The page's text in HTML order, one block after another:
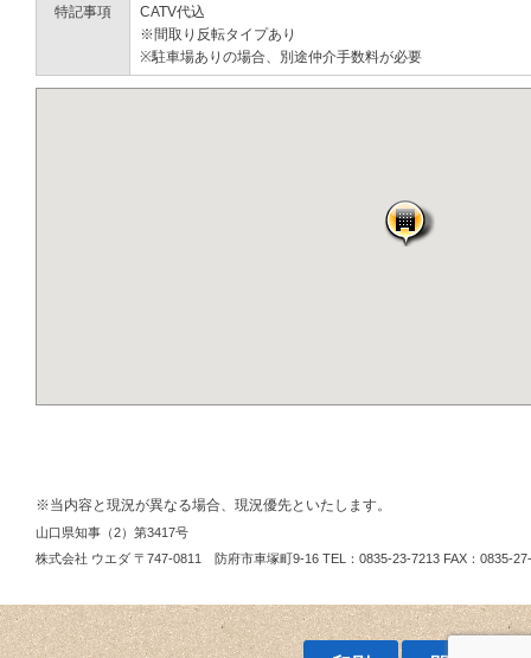
特記事項
CATV代込
※間取り反転タイプあり
※駐車場ありの場合、別途仲介手数料が必要
※当内容と現況が異なる場合、現況優先といたします。
山口県知事（2）第3417号
株式会社 ウエダ 〒747‐0811 防府市車塚町9‐16 TEL：0835‐23‐7213 FAX：